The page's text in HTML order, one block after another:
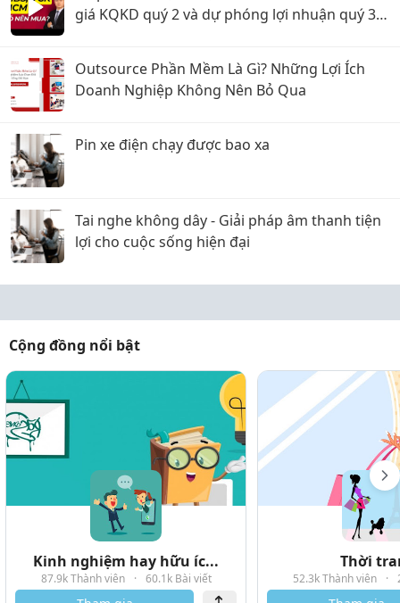
giá KQKD quý 2 và dự phóng lợi nhuận quý 3
Outsource Phần Mềm Là Gì? Những Lợi Ích
Doanh Nghiệp Không Nên Bỏ Qua
Pin xe điện chạy được bao xa
Tai nghe không dây - Giải pháp âm thanh tiện
lợi cho cuộc sống hiện đại
Cộng đồng nổi bật
Kinh nghiệm hay hữu íc...
87.9k Thành viên · 60.1k Bài viết
Thời
52.3k Thành viên ·